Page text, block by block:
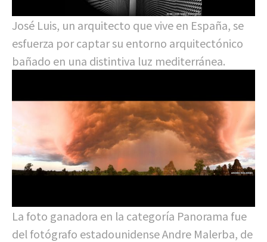
José Luis, un arquitecto que vive en España, se
esfuerza por captar su entorno arquitectónico
bañado en una distintiva luz mediterránea.
La foto ganadora en la categoría Panorama fue
del fotógrafo estadounidense Andre Malerba, de